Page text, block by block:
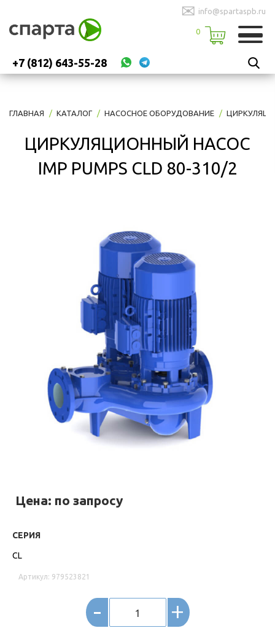
✉ info@spartaspb.ru
0
+7 (812) 643-55-28
ГЛАВНАЯ КАТАЛОГ НАСОСНОЕ ОБОРУДОВАНИЕ
ЦИРКУЛЯЦИОННЫЙ НАСОС
IMP PUMPS CLD 80-310/2
Цена: по запросу
СЕРИЯ
CL
Артикул: 979523821
- +